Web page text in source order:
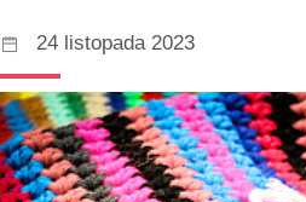
24 listopada 2023